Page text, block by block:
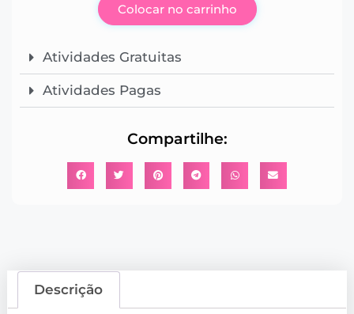
Colocar no carrinho
Atividades Gratuitas
Atividades Pagas
Compartilhe:
Descrição